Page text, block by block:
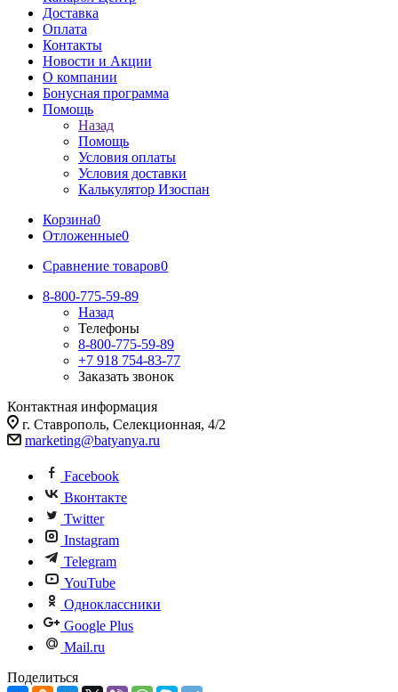
Доставка
Оплата
Контакты
Новости и Акции
О компании
Бонусная программа
Помощь
Назад
Помощь
Условия оплаты
Условия доставки
Калькулятор Изоспан
Корзина0
Отложенные0
Сравнение товаров0
8-800-775-59-89
Назад
Телефоны
8-800-775-59-89
+7 918 754-83-77
Заказать звонок
Контактная информация
г. Ставрополь, Селекционная, 4/2
marketing@batyanya.ru
Facebook
Вконтакте
Twitter
Instagram
Telegram
YouTube
Одноклассники
Google Plus
Mail.ru
Поделиться